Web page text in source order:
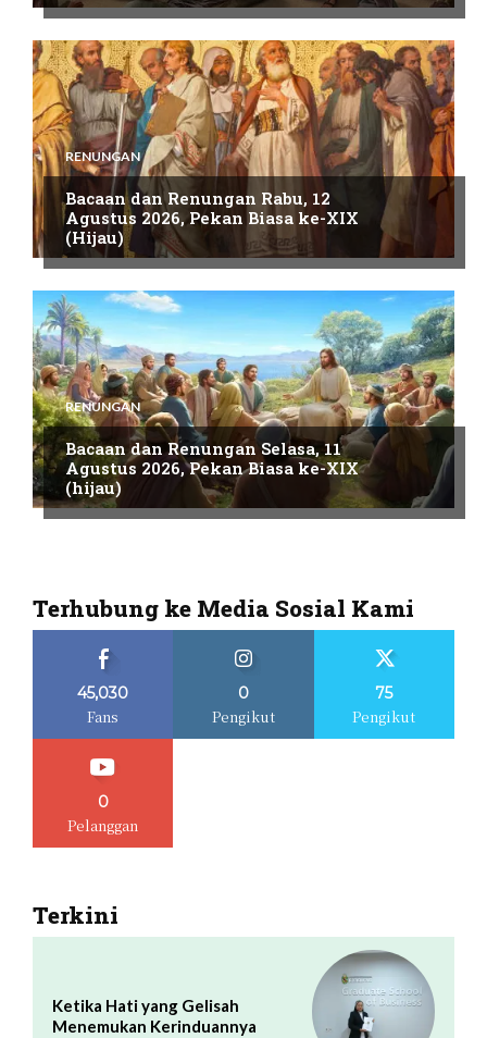
RENUNGAN
Bacaan dan Renungan Rabu, 12
Agustus 2026, Pekan Biasa ke-XIX
(Hijau)
RENUNGAN
Bacaan dan Renungan Selasa, 11
Agustus 2026, Pekan Biasa ke-XIX
(hijau)
Terhubung ke Media Sosial Kami
45,030
Fans
0
Pengikut
75
Pengikut
0
Pelanggan
Terkini
Ketika Hati yang Gelisah
Menemukan Kerinduannya